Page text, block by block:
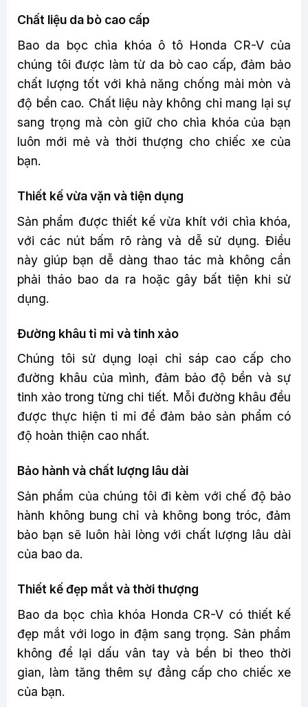
Chất liệu da bò cao cấp
Bao da bọc chìa khóa ô tô Honda CR-V của
chúng tôi được làm từ da bò cao cấp, đảm bảo
chất lượng tốt với khả năng chống mài mòn và
độ bền cao. Chất liệu này không chỉ mang lại sự
sang trọng mà còn giữ cho chìa khóa của bạn
luôn mới mẻ và thời thượng cho chiếc xe của
bạn.
Thiết kế vừa vặn và tiện dụng
Sản phẩm được thiết kế vừa khít với chìa khóa,
với các nút bấm rõ ràng và dễ sử dụng. Điều
này giúp bạn dễ dàng thao tác mà không cần
phải tháo bao da ra hoặc gây bất tiện khi sử
dụng.
Đường khâu tỉ mỉ và tinh xảo
Chúng tôi sử dụng loại chỉ sáp cao cấp cho
đường khâu của mình, đảm bảo độ bền và sự
tinh xảo trong từng chi tiết. Mỗi đường khâu đều
được thực hiện tỉ mỉ để đảm bảo sản phẩm có
độ hoàn thiện cao nhất.
Bảo hành và chất lượng lâu dài
Sản phẩm của chúng tôi đi kèm với chế độ bảo
hành không bung chỉ và không bong tróc, đảm
bảo bạn sẽ luôn hài lòng với chất lượng lâu dài
của bao da.
Thiết kế đẹp mắt và thời thượng
Bao da bọc chìa khóa Honda CR-V có thiết kế
đẹp mắt với logo in đậm sang trọng. Sản phẩm
không để lại dấu vân tay và bền bỉ theo thời
gian, làm tăng thêm sự đẳng cấp cho chiếc xe
của bạn.